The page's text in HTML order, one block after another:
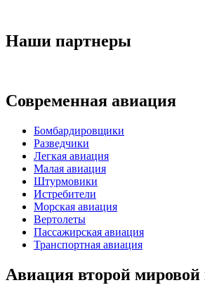
Наши партнеры
Современная авиация
Бомбардировщики
Разведчики
Легкая авиация
Малая авиация
Штурмовики
Истребители
Морская авиация
Вертолеты
Пассажирская авиация
Транспортная авиация
Авиация второй